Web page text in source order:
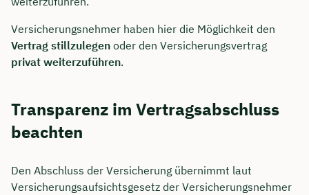
Versicherungsnehmer haben hier die Möglichkeit den
Vertrag stillzulegen oder den Versicherungsvertrag
privat weiterzuführen.
Transparenz im Vertragsabschluss
beachten
Den Abschluss der Versicherung übernimmt laut
Versicherungsaufsichtsgesetz der Versicherungsnehmer